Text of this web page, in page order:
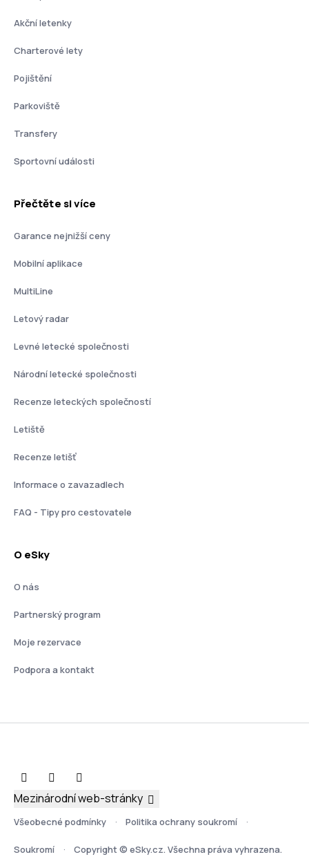
Akční letenky
Charterové lety
Pojištění
Parkoviště
Transfery
Sportovní události
Přečtěte si více
Garance nejnižší ceny
Mobilní aplikace
MultiLine
Letový radar
Levné letecké společnosti
Národní letecké společnosti
Recenze leteckých společností
Letiště
Recenze letišť
Informace o zavazadlech
FAQ - Tipy pro cestovatele
O eSky
O nás
Partnerský program
Moje rezervace
Podpora a kontakt
Všeobecné podmínky Politika ochrany soukromí
Soukromí Copyright © eSky.cz. Všechna práva vyhrazena.
Mezinárodní web-stránky